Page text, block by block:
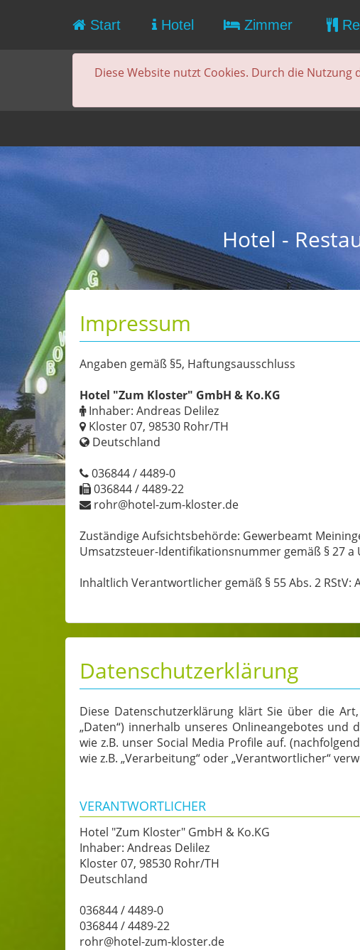
Diese Website nutzt Cookies. Durch die
Start Hotel Zimmer
Hotel -
Impressum
Angaben gemäß §5, Haftungsausschluss
Hotel "Zum Kloster" GmbH & Ko.KG
Inhaber: Andreas Delilez
Kloster 07, 98530 Rohr/TH
Deutschland
036844 / 4489-0
036844 / 4489-22
rohr@hotel-zum-kloster.de
Zuständige Aufsichtsbehörde: Gewerbeamt
Umsatzsteuer-Identifikationsnummer gemäß § 27 a
Inhaltlich Verantwortlicher gemäß § 55 Abs. 2 RStV:
Datenschutzerklärung
Diese Datenschutzerklärung klärt Sie über die
„Daten“) innerhalb unseres Onlineangebotes
wie z.B. unser Social Media Profile auf.
wie z.B. „Verarbeitung“ oder „Verantwortlicher“
VERANTWORTLICHER
Hotel "Zum Kloster" GmbH & Ko.KG
Inhaber: Andreas Delilez
Kloster 07, 98530 Rohr/TH
Deutschland
036844 / 4489-0
036844 / 4489-22
rohr@hotel-zum-kloster.de